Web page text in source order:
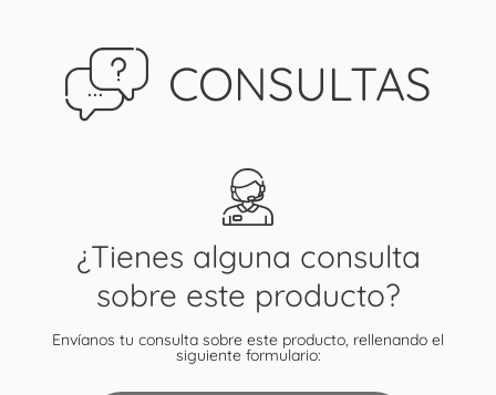
CONSULTAS
¿Tienes alguna consulta
sobre este producto?
Envíanos tu consulta sobre este producto, rellenando el
siguiente formulario: